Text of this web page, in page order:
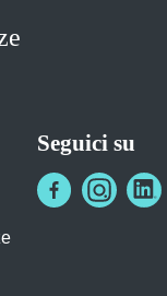
Seguici su